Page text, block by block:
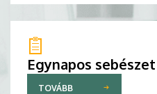
Egynapos sebészet
TOVÁBB